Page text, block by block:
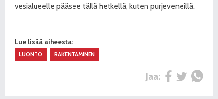
vesialueelle pääsee tällä hetkellä, kuten purjeveneillä.
Lue lisää aiheesta:
LUONTO RAKENTAMINEN
Jaa: